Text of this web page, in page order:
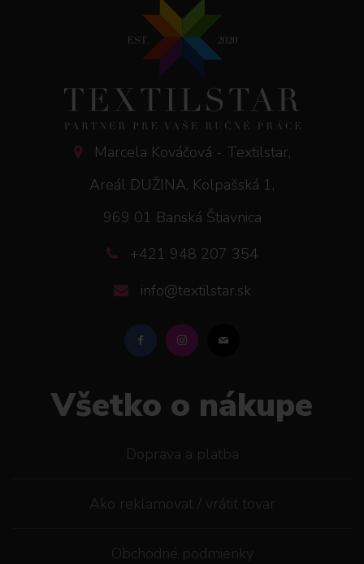
Marcela Kováčová - Textilstar,
Areál DUŽINA, Kolpašská 1,
969 01 Banská Štiavnica
+421 948 207 354
info@textilstar.sk
Všetko o nákupe
Doprava a platba
Ako reklamovat / vrátiť tovar
Obchodné podmienky